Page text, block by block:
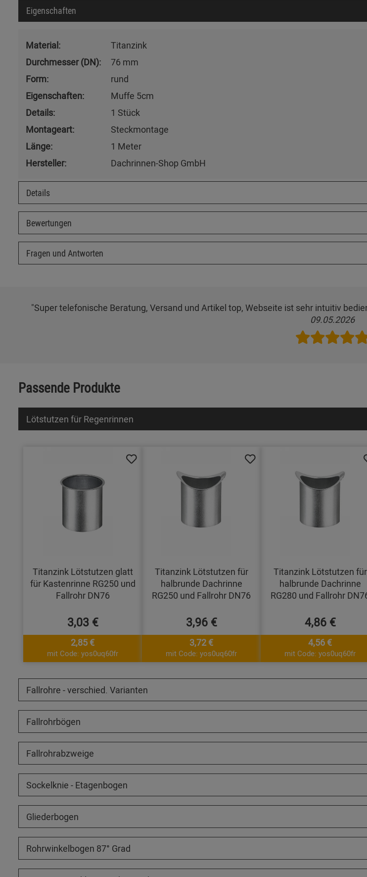
Eigenschaften
Material:
Titanzink
Durchmesser (DN):
76 mm
Form:
rund
Eigenschaften:
Muffe 5cm
Details:
1 Stück
Montageart:
Steckmontage
Länge:
1 Meter
Hersteller:
Dachrinnen-Shop GmbH
Details
Bewertungen
Fragen und Antworten
"Super telefonische Beratung, Versand und Artikel top, Webseite ist sehr intuitiv
09.05.2026
Passende Produkte
Lötstutzen für Regenrinnen
Titanzink Lötstutzen glatt
für Kastenrinne RG250 und
Fallrohr DN76
3,03 €
2,85 €
mit Code: yos0uq60fr
Titanzink Lötstutzen für
halbrunde Dachrinne
RG250 und Fallrohr DN76
3,96 €
3,72 €
mit Code: yos0uq60fr
Titanzink Lötstutzen für
halbrunde Dachrinne
RG280 und Fallrohr
4,86 €
4,56 €
mit Code: yos0uq60fr
Fallrohre - verschied. Varianten
Fallrohrbögen
Fallrohrabzweige
Sockelknie - Etagenbogen
Gliederbogen
Rohrwinkelbogen 87° Grad